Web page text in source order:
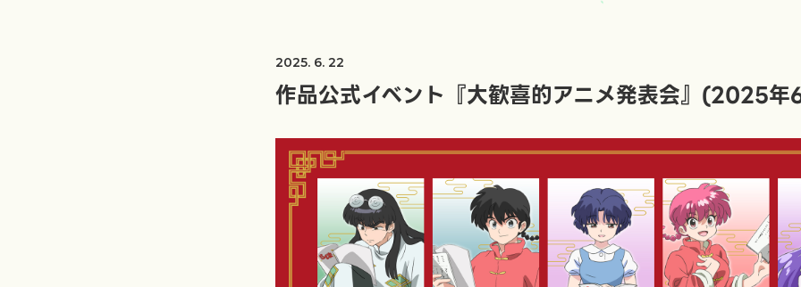
2025. 6. 22
作品公式イベント『大歓喜的アニメ発表会』(2025